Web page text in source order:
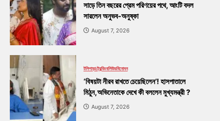
সাড়ে তিন বছরের প্রেম পরিণয়ের পথে, আংটি বদল
সারলেন অনুভব-অনুষ্কা
August 7, 2026
টলিপাড়াট্রেন্ডিংবলিউডবিনোদন
‘বিষয়টা নীরব রাখতে চেয়েছিলেন’! হাসপাতালে
মিঠুন,অভিনেতাকে দেখে কী বললেন মুখ্যমন্ত্রী ?
August 7, 2026